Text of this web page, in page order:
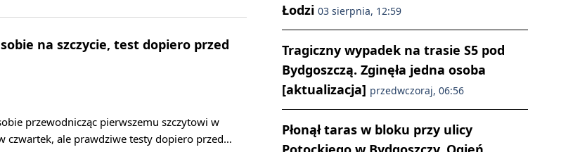
na szczycie, test dopiero przed
przewodnicząc pierwszemu szczytowi w
czwartek, ale prawdziwe testy dopiero przed…
Łodzi 03 sierpnia, 12:59
Tragiczny wypadek na trasie S5 pod
Bydgoszczą. Zginęła jedna osoba
[aktualizacja] przedwczoraj, 06:56
Płonął taras w bloku przy ulicy